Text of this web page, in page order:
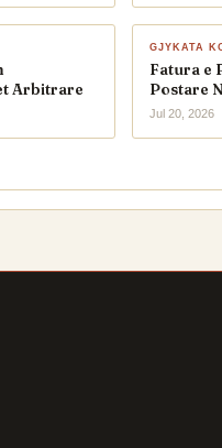
Arbitrare
GJYKATA
Fatura e
Postare
Jul 20, 2026